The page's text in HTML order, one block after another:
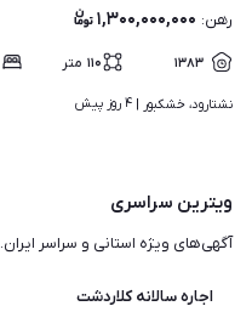
رهن: ۱,۳۰۰,۰۰۰,۰۰۰
۱۳۸۳ ۱۱۰ متر
نشتارود، خشکبور | ۴ روز پیش
ویترین سراسری
آگهی‌های ویژه استانی و سراسر ایران.
اجاره سالانه کلاردشت